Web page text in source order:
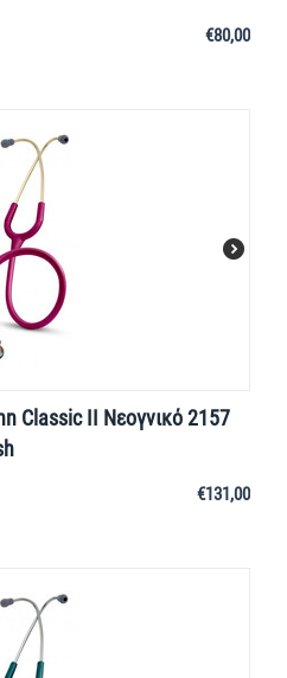
€80,00
Classic II Νεογνικό 2157
€131,00